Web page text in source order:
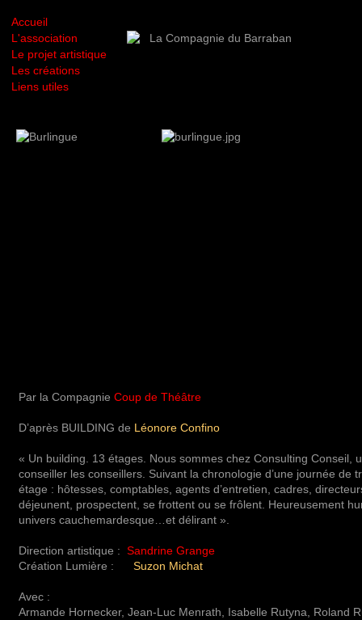
Accueil
L'association
Le projet artistique
Les créations
Liens utiles
Par la Compagnie Coup de Théâtre
D’après BUILDING de Léonore Confino
« Un building. 13 étages. Nous sommes chez Consulting
conseiller les conseillers. Suivant la chronologie d’une journée
étage : hôtesses, comptables, agents d’entretien, cadres,
déjeunent, prospectent, se frottent ou se frôlent. Heureusement
univers cauchemardesque…et délirant ».
Direction artistique : Sandrine Grange
Création Lumière : Suzon Michat
Avec :
Armande Hornecker, Jean-Luc Menrath, Isabelle Rutyna, Roland